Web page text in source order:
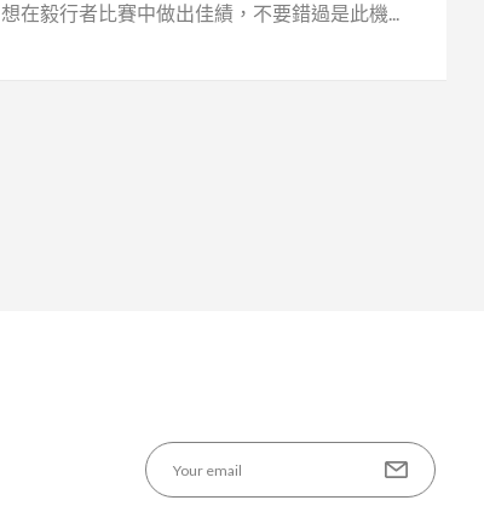
想在毅行者比賽中做出佳績，不要錯過是此機...